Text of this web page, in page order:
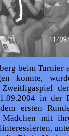
beim Turnier
konnte,
in der
ersten
mit